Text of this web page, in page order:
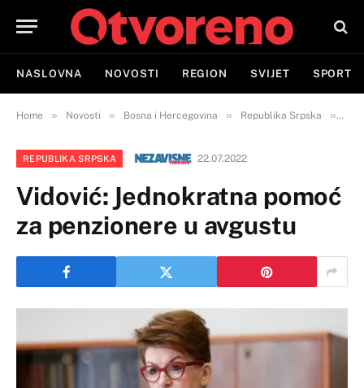
NASLOVNA NOVOSTI REGION SVIJET SPORT
Home » Novosti » Bosna i Hercegovina » Republika Srpska »
REPUBLIKA SRPSKA 22.07.2022
Vidović: Јednokratna pomoć
za penzionere u avgustu